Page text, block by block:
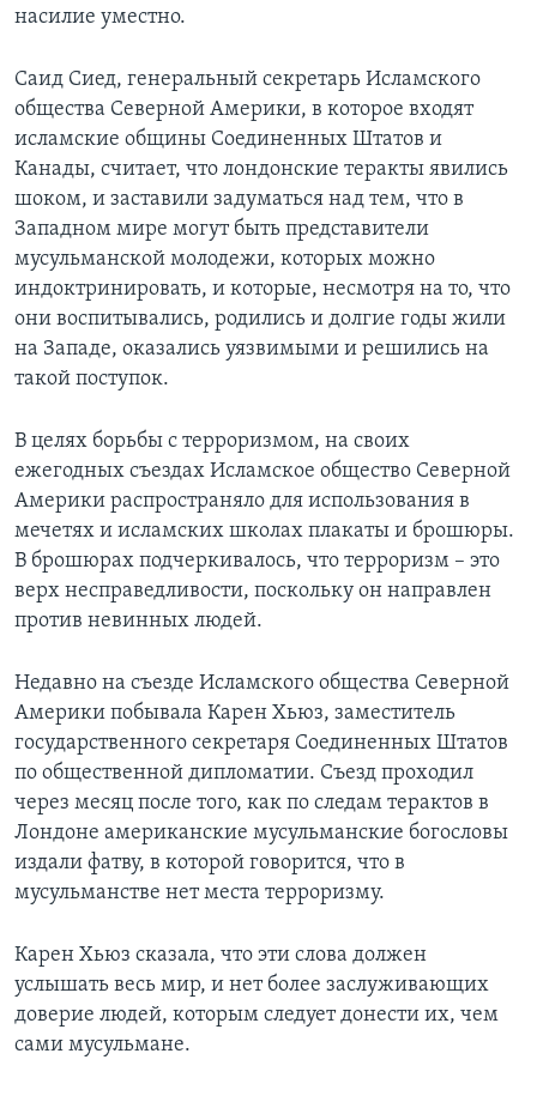
насилие уместно.
Саид Сиед, генеральный секретарь Исламского
общества Северной Америки, в которое входят
исламские общины Соединенных Штатов и
Канады, считает, что лондонские теракты явились
шоком, и заставили задуматься над тем, что в
Западном мире могут быть представители
мусульманской молодежи, которых можно
индоктринировать, и которые, несмотря на то, что
они воспитывались, родились и долгие годы жили
на Западе, оказались уязвимыми и решились на
такой поступок.
В целях борьбы с терроризмом, на своих
ежегодных съездах Исламское общество Северной
Америки распространяло для использования в
мечетях и исламских школах плакаты и брошюры.
В брошюрах подчеркивалось, что терроризм – это
верх несправедливости, поскольку он направлен
против невинных людей.
Недавно на съезде Исламского общества Северной
Америки побывала Карен Хьюз, заместитель
государственного секретаря Соединенных Штатов
по общественной дипломатии. Съезд проходил
через месяц после того, как по следам терактов в
Лондоне американские мусульманские богословы
издали фатву, в которой говорится, что в
мусульманстве нет места терроризму.
Карен Хьюз сказала, что эти слова должен
услышать весь мир, и нет более заслуживающих
доверие людей, которым следует донести их, чем
сами мусульмане.